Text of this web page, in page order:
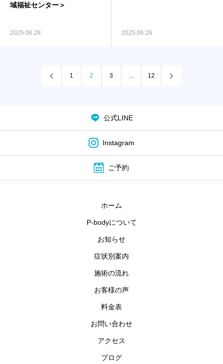
域福祉センター＞
2025.06.28 2025.06.26
1 2 3 … 12
公式LINE
Instagram
ご予約
ホーム
P-bodyについて
お知らせ
症状別案内
施術の流れ
お客様の声
料金表
お問い合わせ
アクセス
ブログ